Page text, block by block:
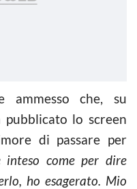
ammesso che, su
lo screen
di passare per
come per dire
ho esagerato. Mio